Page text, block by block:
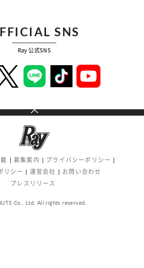
SNS
Ray 公式SNS
募集案内
プライバシーポリシー
リシー
運営会社
お問い合わせ
プレスリリース
Co., Ltd. All rights reserved.